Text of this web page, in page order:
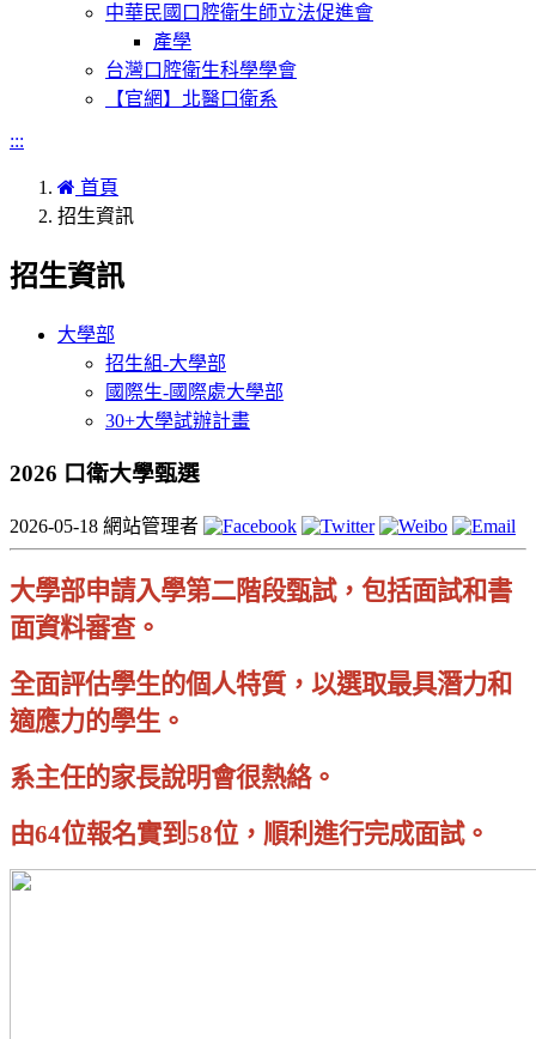
中華民國口腔衛生師立法促進會
產學
台灣口腔衛生科學學會
【官網】北醫口衛系
:::
首頁
招生資訊
招生資訊
大學部
招生組-大學部
國際生-國際處大學部
30+大學試辦計畫
2026 口衛大學甄選
2026-05-18 網站管理者
大學部申請入學第二階段甄試，包括面試和書
面資料審查。
全面評估學生的個人特質，以選取最具潛力和
適應力的學生 。
系主任的家長說明會很熱絡。
由64位報名實到58位，順利進行完成面試。